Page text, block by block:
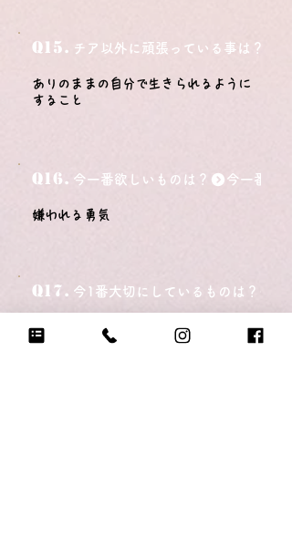
Q15. チア以外に頑張っている事は？
ありのままの自分で生きられるように
すること
Q16. 今一番欲しいものは？
嫌われる勇気
Q17. 今1番大切にしているものは？
自分の気持ちに耳を傾けること